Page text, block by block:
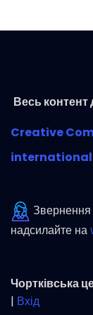
Весь контент
Creative
international
Звернення
надсилайте на
Чортківська
| Вхід